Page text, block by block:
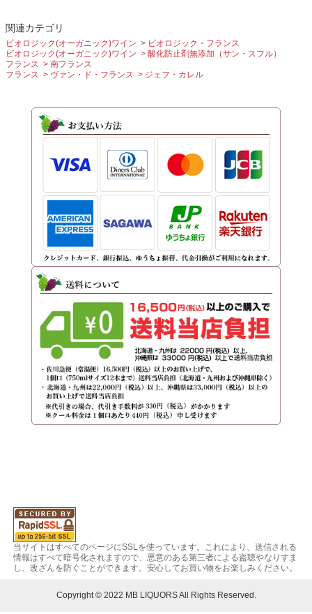
関連カテゴリ
ビオロジック(オーガニック)ワイン
ビオロジック・フランス
ビオロジック(オーガニック)ワイン
酸化防止剤無添加（サン・スフル）
フランス
南フランス
フランス
ヴァン・ド・フランス ジェフ・カレル
当サイトはすべてのページにSSLを使っています。これにより、送信される
情報はすべて暗号化されますので、悪意のある第三者による盗聴やなりすま
し、改ざんを防ぐことができます。安心してお買い物をお楽しみください。
Copyright © 2022 MB LIQUORS All Rights Reserved.